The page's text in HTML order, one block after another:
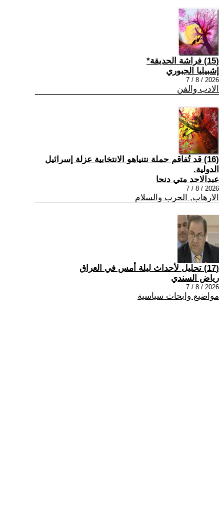
(15) فراشة الحديقة*
إشبيليا الجبوري
2026 / 8 / 7
الادب والفن
(16) قد تُفاقم حملة نتنياهو الانتخابية عزلة إسرائيل
الدولية.
عبدالاحد متي دنحا
2026 / 8 / 7
الارهاب, الحرب والسلام
(17) تحليل لأحداث ليلة أمس في العراق
رياض السندي
2026 / 8 / 7
مواضيع وابحاث سياسية